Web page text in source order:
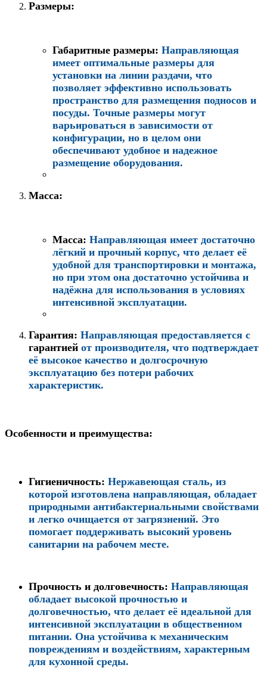
Размеры:
Габаритные размеры: Направляющая
имеет оптимальные размеры для
установки на линии раздачи, что
позволяет эффективно использовать
пространство для размещения подносов и
посуды. Точные размеры могут
варьироваться в зависимости от
конфигурации, но в целом они
обеспечивают удобное и надежное
размещение оборудования.
Масса:
Масса: Направляющая имеет достаточно
лёгкий и прочный корпус, что делает её
удобной для транспортировки и монтажа,
но при этом она достаточно устойчива и
надёжна для использования в условиях
интенсивной эксплуатации.
Гарантия: Направляющая предоставляется с
гарантией от производителя, что подтверждает
её высокое качество и долгосрочную
эксплуатацию без потери рабочих
характеристик.
Особенности и преимущества:
Гигиеничность: Нержавеющая сталь, из
которой изготовлена направляющая, обладает
природными антибактериальными свойствами
и легко очищается от загрязнений. Это
помогает поддерживать высокий уровень
санитарии на рабочем месте.
Прочность и долговечность: Направляющая
обладает высокой прочностью и
долговечностью, что делает её идеальной для
интенсивной эксплуатации в общественном
питании. Она устойчива к механическим
повреждениям и воздействиям, характерным
для кухонной среды.